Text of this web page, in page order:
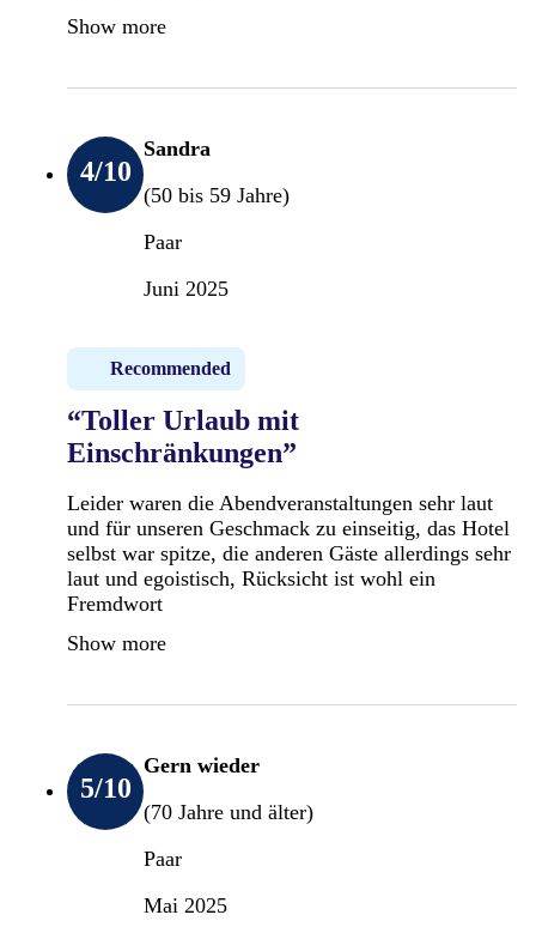
Show more
4/10
Sandra
(50 bis 59 Jahre)
Paar
Juni 2025
Recommended
“Toller Urlaub mit
Einschränkungen”
Leider waren die Abendveranstaltungen sehr laut
und für unseren Geschmack zu einseitig, das Hotel
selbst war spitze, die anderen Gäste allerdings sehr
laut und egoistisch, Rücksicht ist wohl ein
Fremdwort
Show more
5/10
Gern wieder
(70 Jahre und älter)
Paar
Mai 2025